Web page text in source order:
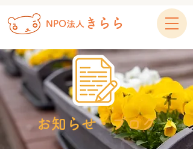
NPO法人 きらら
お知らせ・ブログ